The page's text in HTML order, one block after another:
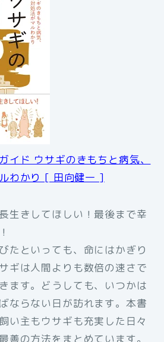
イド ウサギのきもちと病気、
わかり [ 田向健一 ]
生きしてほしい！最後まで幸
たといっても、命にはかぎり
ギは人間よりも数倍の速さで
ます。どうしても、いつかは
ならない日が訪れます。本書
い主もウサギも充実した日々
善の方法をまとめています。